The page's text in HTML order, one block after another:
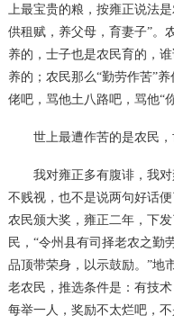
上最宝贵的粮，按雍正说法是
供租赋，养父母，育妻子”。
养的，士子也是农民育的，
养的；农民那么“勤劳作苦”
佬吧，骂他土八路吧，骂他“
世上最遭作苦的是农民
我对雍正多有腹诽，我
不贱视，也不是说两句好话
农民颁大奖，雍正二年，下
民， “令州县有司择老农之勤
品顶带荣身，以示鼓励。”地
老农民，推选条件是：有技
每举一人，奖励不太烂吧，